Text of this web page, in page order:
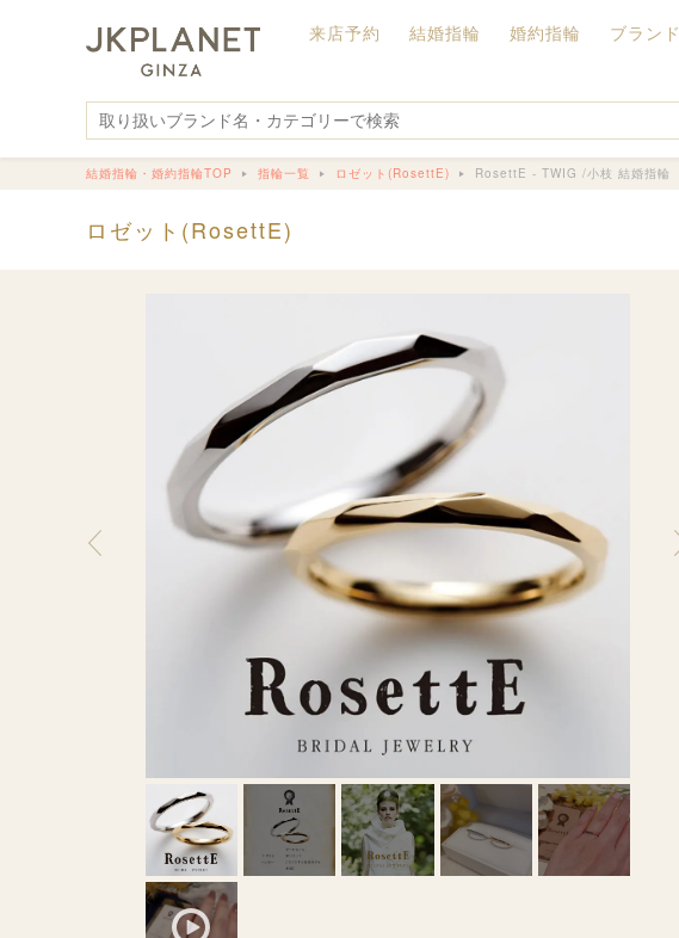
来店予約 結婚指輪 婚約指輪 ブランド
結婚指輪・婚約指輪TOP 指輪一覧 ロゼット(RosettE) RosettE - TWIG /小枝 結婚指輪
ロゼット(RosettE)